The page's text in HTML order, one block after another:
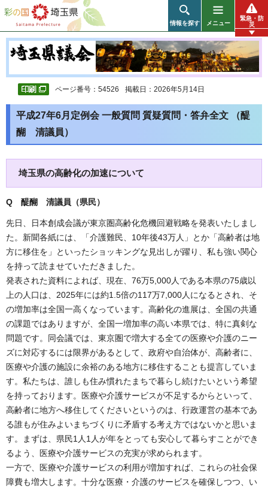
彩の国 埼玉県
情報を探す メニュー
緊急・防
災
ページ番号：54526 掲載日：2026年5月14日
平成27年6月定例会 一般質問 質疑質問・答弁全文 （醍
醐 清議員）
埼玉県の高齢化の加速について
Q 醍醐 清議員（県民）
先日、日本創成会議が東京圏高齢化危機回避戦略を発表いたしまし
た。新聞各紙には、「介護難民、10年後43万人」とか「高齢者は地
方に移住を」といったショッキングな見出しが躍り、私も強い関心
を持って読ませていただきました。
発表された資料によれば、現在、76万5,000人である本県の75歳以
上の人口は、2025年には約1.5倍の117万7,000人になるとされ、そ
の増加率は全国一高くなっています。高齢化の進展は、全国の共通
の課題ではありますが、全国一増加率の高い本県では、特に真剣な
問題です。同会議では、東京圏で増大する全ての医療や介護のニー
ズに対応するには限界があるとして、政府や自治体が、高齢者に、
医療や介護の施設に余裕のある地方に移住することも提言していま
す。私たちは、誰しも住み慣れたまちで暮らし続けたいという希望
を持っております。医療や介護サービスが不足するからといって、
高齢者に地方へ移住してくださいというのは、行政運営の基本であ
る誰もが住みよいまちづくりに矛盾する考え方ではないかと思いま
す。まずは、県民1人1人が年をとっても安心して暮らすことができ
るよう、医療や介護サービスの充実が求められます。
一方で、医療や介護サービスの利用が増加すれば、これらの社会保
障費も増大します。十分な医療・介護のサービスを確保しつつ、い